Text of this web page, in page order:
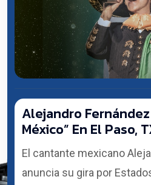
Alejandro
México” En El Paso,
El cantante mexicano
anuncia su gira por